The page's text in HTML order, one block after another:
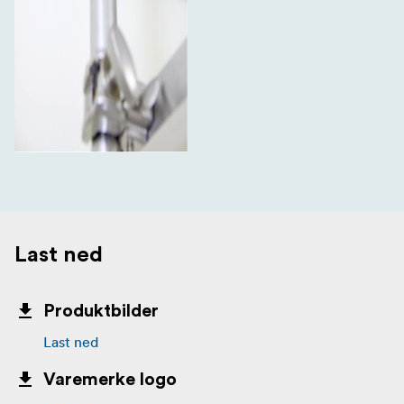
Last ned
Produktbilder
Last ned
Varemerke logo